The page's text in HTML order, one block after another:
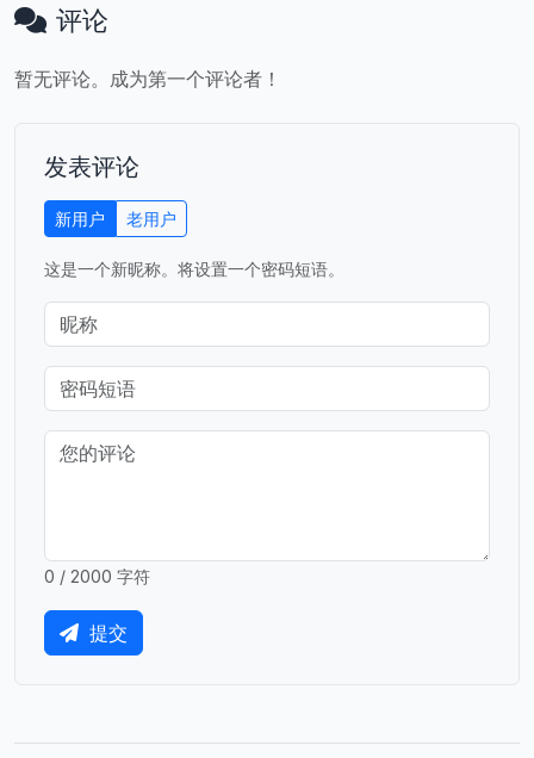
评论
暂无评论。成为第一个评论者！
发表评论
新用户 老用户
这是一个新昵称。将设置一个密码短语。
0 / 2000 字符
提交